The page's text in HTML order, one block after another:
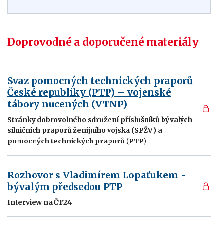
Doprovodné a doporučené materiály
Svaz pomocných technických praporů
České republiky (PTP) – vojenské
tábory nucených (VTNP)
Stránky dobrovolného sdružení příslušníků bývalých
silničních praporů ženijního vojska (SPŽV) a
pomocných technických praporů (PTP)
Rozhovor s Vladimírem Lopaťukem -
bývalým předsedou PTP
Interview na ČT24